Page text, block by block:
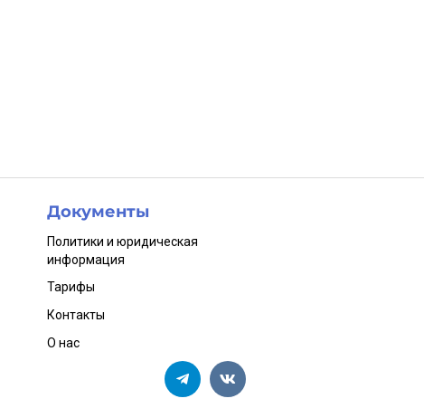
Документы
Политики и юридическая
информация
Тарифы
Контакты
О нас